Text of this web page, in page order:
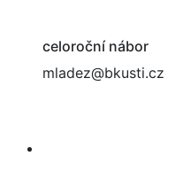
celoroční nábor
mladez@bkusti.cz